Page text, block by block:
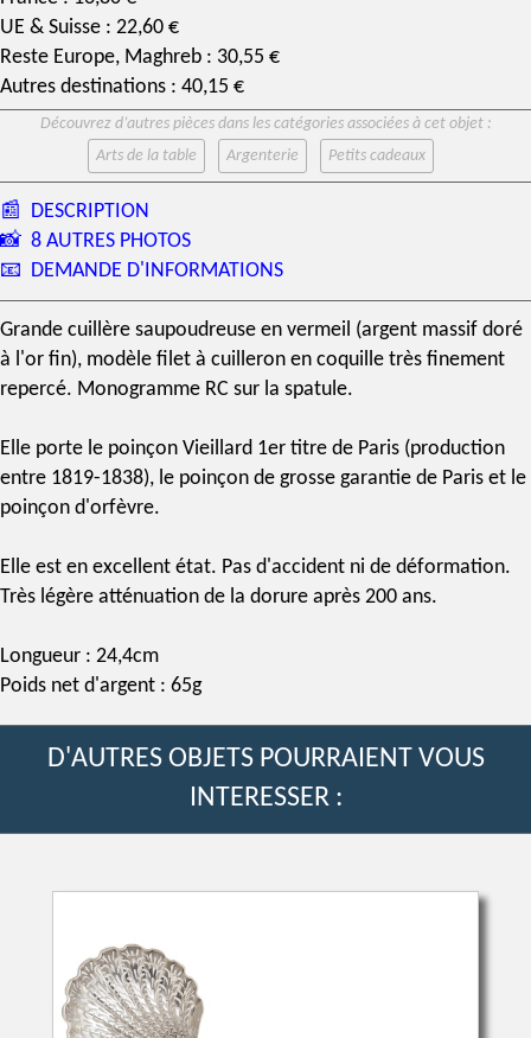
UE & Suisse : 22,60 €
Reste Europe, Maghreb : 30,55 €
Autres destinations : 40,15 €
Découvrez d’autres pièces dans les catégories associées à cet objet :
Arts de la table
Argenterie Petits cadeaux
📰 DESCRIPTION
📸 8 AUTRES PHOTOS
📧 DEMANDE D'INFORMATIONS
Grande cuillère saupoudreuse en vermeil (argent massif doré
à l'or fin), modèle filet à cuilleron en coquille très finement
repercé. Monogramme RC sur la spatule.
Elle porte le poinçon Vieillard 1er titre de Paris (production
entre 1819-1838), le poinçon de grosse garantie de Paris et le
poinçon d'orfèvre.
Elle est en excellent état. Pas d'accident ni de déformation.
Très légère atténuation de la dorure après 200 ans.
Longueur : 24,4cm
Poids net d'argent : 65g
D'AUTRES OBJETS POURRAIENT VOUS
INTERESSER :